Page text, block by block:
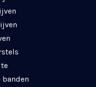
banden